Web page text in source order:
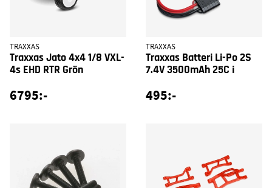
TRAXXAS
Traxxas Jato 4x4 1/8 VXL-
4s EHD RTR Grön
6795:-
TRAXXAS
Traxxas Batteri Li-Po 2S
7.4V 3500mAh 25C i
495:-